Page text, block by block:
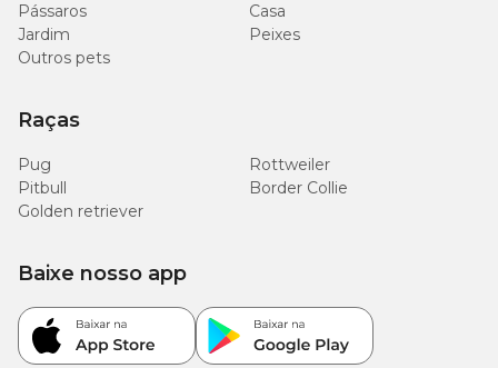
Zinco
Pássaros
Casa
Jardim
Peixes
Outros pets
Raças
Pug
Rottweiler
Pitbull
Border Collie
Golden retriever
Baixe nosso app